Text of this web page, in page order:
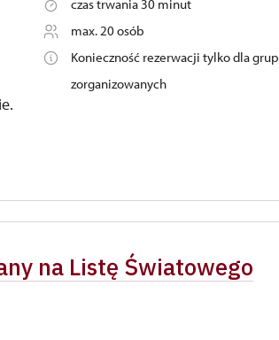
czas trwania 30 minut
max. 20 osób
Konieczność rezerwacji tylko dla grup
zorganizowanych
na Listę Światowego